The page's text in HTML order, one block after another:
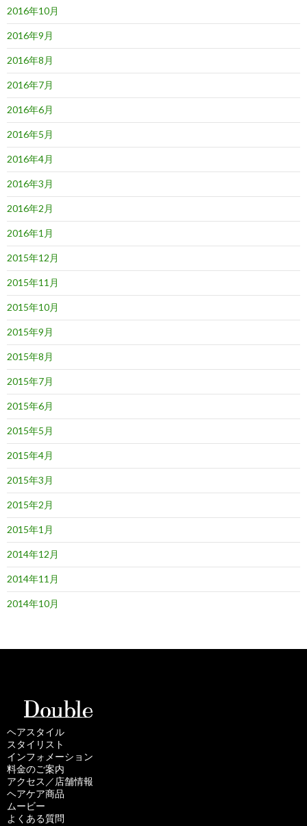
2016年10月
2016年9月
2016年8月
2016年7月
2016年6月
2016年5月
2016年4月
2016年3月
2016年2月
2016年1月
2015年12月
2015年11月
2015年10月
2015年9月
2015年8月
2015年7月
2015年6月
2015年5月
2015年4月
2015年3月
2015年2月
2015年1月
2014年12月
2014年11月
2014年10月
ヘアスタイル
スタイリスト
インフォメーション
料金のご案内
アクセス／店舗情報
ヘアケア商品
ムービー
よくある質問